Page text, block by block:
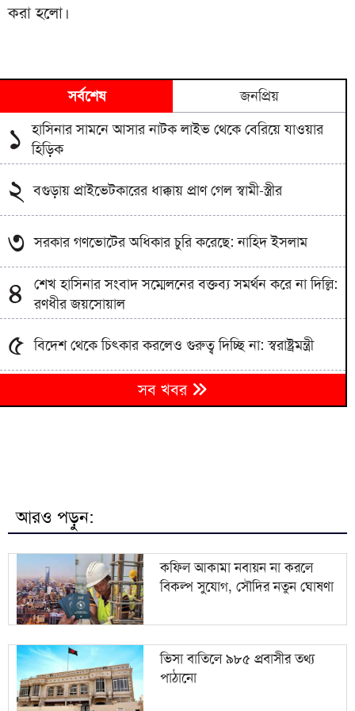
করা হলো।
সর্বশেষ জনপ্রিয়
১ হাসিনার সামনে আসার নাটক লাইভ থেকে বেরিয়ে যাওয়ার
হিড়িক
২ বগুড়ায় প্রাইভেটকারের ধাক্কায় প্রাণ গেল স্বামী-স্ত্রীর
৩ সরকার গণভোটের অধিকার চুরি করেছে: নাহিদ ইসলাম
৪
শেখ হাসিনার সংবাদ সম্মেলনের বক্তব্য সমর্থন করে না দিল্লি:
রণধীর জয়সোয়াল
৫ বিদেশ থেকে চিৎকার করলেও গুরুত্ব দিচ্ছি না: স্বরাষ্ট্রমন্ত্রী
খোকসায় বিএনপি নেতার ওপর হামলার প্রতিবাদে মহাসড়ক
অবরোধ ও বিক্ষোভ
৯ টানা ভারি বৃষ্টিতে ১০ জেলায় বন্যার শঙ্কা
১০ সাংবাদিকতা পেশার অস্তিত্ব রক্ষায় অবিলম্বে গণমাধ্যম
কমিশন গঠন করুন
সব খবর
আরও পড়ুন:
কফিল আকামা নবায়ন না করলে
বিকল্প সুযোগ, সৌদির নতুন ঘোষণা
ভিসা বাতিলে ৯৮৫ প্রবাসীর তথ্য
পাঠানো